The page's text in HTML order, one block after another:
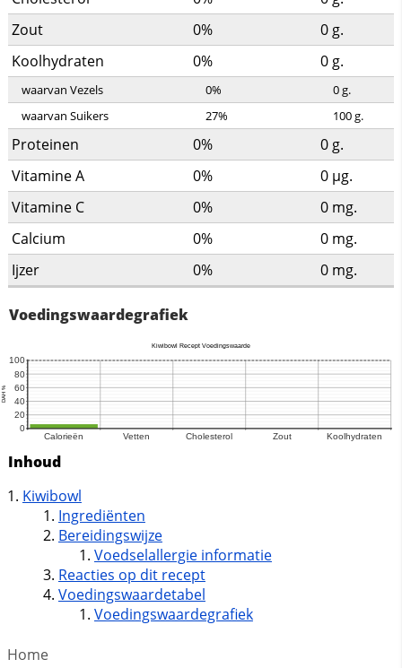
Zout
0% 0g.
Koolhydraten
0% 0g.
waarvan Vezels 0% 0g.
waarvan Suikers
27% 100g.
Proteinen 0% 0g.
Vitamine A
0% 0 µg.
Vitamine C
0% 0 mg.
Calcium
0% 0 mg.
Ijzer
0% 0 mg.
Voedingswaardegrafiek
Inhoud
Kiwibowl
Ingrediënten
Bereidingswijze
Voedselallergie informatie
Reacties op dit recept
Voedingswaardetabel
Voedingswaardegrafiek
Home